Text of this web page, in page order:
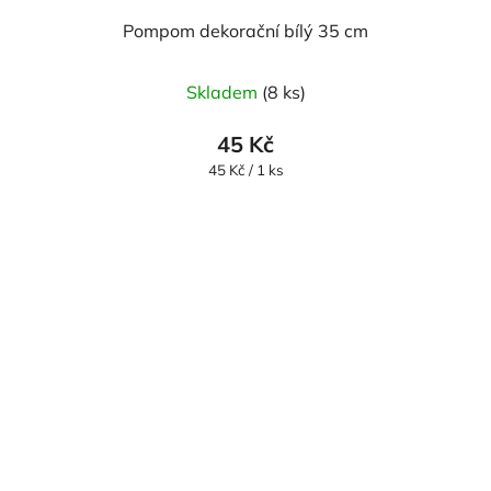
Pompom dekorační bílý 35 cm
Skladem (8 ks)
45 Kč
Měrná
45 Kč / 1 ks